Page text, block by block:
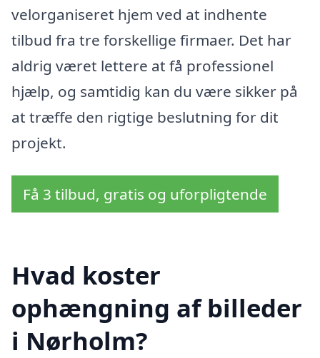
velorganiseret hjem ved at indhente
tilbud fra tre forskellige firmaer. Det har
aldrig været lettere at få professionel
hjælp, og samtidig kan du være sikker på
at træffe den rigtige beslutning for dit
projekt.
Få 3 tilbud, gratis og uforpligtende
Hvad koster
ophængning af billeder
i Nørholm?